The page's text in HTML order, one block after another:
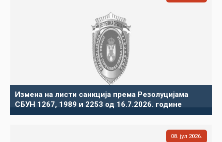
Измена на листи санкција према Резолуцијама
СБУН 1267, 1989 и 2253 од 16.7.2026. године
08 јул 2026